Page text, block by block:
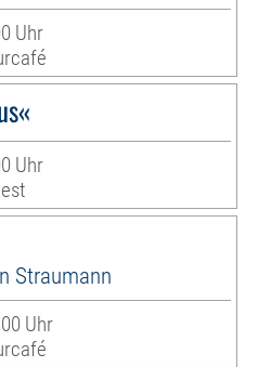
Uhr
Uhr
Straumann
Uhr